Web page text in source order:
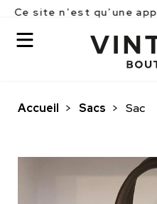
qu’une approche
Accueil > Sacs > Sac